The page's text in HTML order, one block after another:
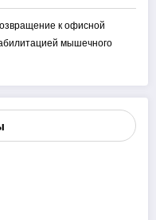
к офисной
мышечного